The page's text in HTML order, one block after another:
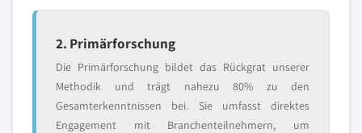
2. Primärforschung
Die Primärforschung bildet das Rückgrat unserer
Methodik und trägt nahezu 80% zu den
Gesamterkenntnissen bei. Sie umfasst direktes
Engagement mit Branchenteilnehmern, um